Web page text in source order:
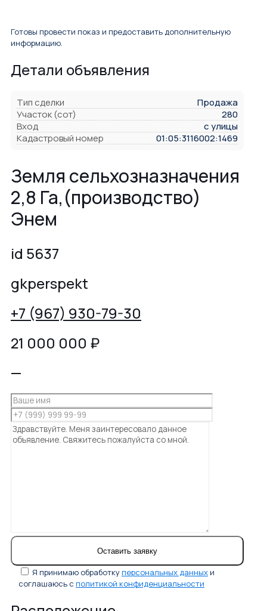
Готовы провести показ и предоставить дополнительную
информацию.
Детали объявления
Тип сделки
Продажа
Участок (сот)
280
Вход
с улицы
Кадастровый номер
01:05:3116002:1469
Земля сельхозназначения
2,8 Га,(производство)
Энем
id 5637
gkperspekt
+7 (967) 930-79-30
21 000 000 ₽
—
Я принимаю обработкуперсональных данных и
соглашаюсь с политикой конфиденциальности